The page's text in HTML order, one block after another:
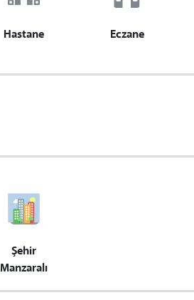
Hastane Eczane
Şehir
Manzaralı